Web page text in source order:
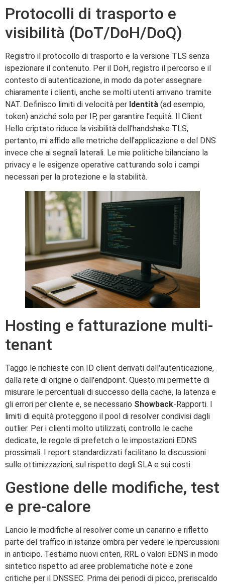
Protocolli di trasporto e
visibilità (DoT/DoH/DoQ)
Registro il protocollo di trasporto e la versione TLS senza
ispezionare il contenuto. Per il DoH, registro il percorso e il
contesto di autenticazione, in modo da poter assegnare
chiaramente i clienti, anche se molti utenti arrivano tramite
NAT. Definisco limiti di velocità per Identità (ad esempio,
token) anziché solo per IP, per garantire l'equità. Il Client
Hello criptato riduce la visibilità dell'handshake TLS;
pertanto, mi affido alle metriche dell'applicazione e del DNS
invece che ai segnali laterali. Le mie politiche bilanciano la
privacy e le esigenze operative catturando solo i campi
necessari per la protezione e la stabilità.
Hosting e fatturazione multi-
tenant
Taggo le richieste con ID client derivati dall'autenticazione,
dalla rete di origine o dall'endpoint. Questo mi permette di
misurare le percentuali di successo della cache, la latenza e
gli errori per cliente e, se necessario Showback-Rapporti. I
limiti di equità proteggono il pool di resolver condivisi dagli
outlier. Per i clienti molto utilizzati, controllo le cache
dedicate, le regole di prefetch o le impostazioni EDNS
prossimali. I report standardizzati facilitano le discussioni
sulle ottimizzazioni, sul rispetto degli SLA e sui costi.
Gestione delle modifiche, test
e pre-calore
Lancio le modifiche al resolver come un canarino e rifletto
parte del traffico in istanze ombra per vedere le ripercussioni
in anticipo. Testiamo nuovi criteri, RRL o valori EDNS in modo
sintetico rispetto ad aree problematiche note e zone
critiche per il DNSSEC. Prima dei periodi di picco, preriscaldo